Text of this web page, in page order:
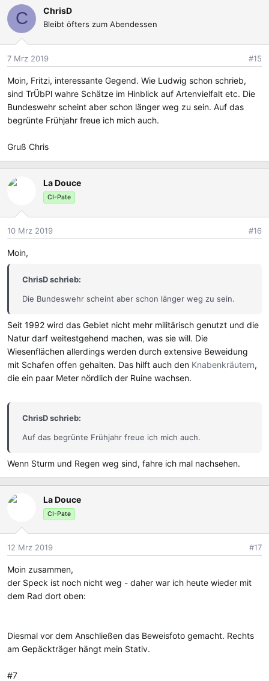
o
n
n
:
C ChrisD
Bleibt öfters zum Abendessen
7 Mrz 2019 #15
Moin, Fritzi, interessante Gegend. Wie Ludwig schon schrieb,
sind TrÜbPl wahre Schätze im Hinblick auf Artenvielfalt etc. Die
Bundeswehr scheint aber schon länger weg zu sein. Auf das
begrünte Frühjahr freue ich mich auch.
Gruß Chris
La Douce
CI-Pate
10 Mrz 2019 #16
Moin,
ChrisD schrieb:
Die Bundeswehr scheint aber schon länger weg zu sein.
Seit 1992 wird das Gebiet nicht mehr militärisch genutzt und die
Natur darf weitestgehend machen, was sie will. Die
Wiesenflächen allerdings werden durch extensive Beweidung
mit Schafen offen gehalten. Das hilft auch den Knabenkräutern,
die ein paar Meter nördlich der Ruine wachsen.
ChrisD schrieb:
Auf das begrünte Frühjahr freue ich mich auch.
Wenn Sturm und Regen weg sind, fahre ich mal nachsehen.
La Douce
CI-Pate
12 Mrz 2019 #17
Moin zusammen,
der Speck ist noch nicht weg - daher war ich heute wieder mit
dem Rad dort oben:
Diesmal vor dem Anschließen das Beweisfoto gemacht. Rechts
am Gepäckträger hängt mein Stativ.
#7